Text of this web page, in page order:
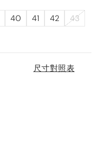
40 41 42
43
尺寸對照表